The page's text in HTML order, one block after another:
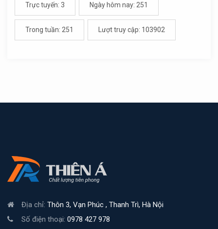
Trực tuyến: 3 Ngày hôm nay: 251
Trong tuần: 251 Lượt truy cập: 103902
Địa chỉ: Thôn 3, Vạn Phúc , Thanh Trì, Hà Nội
Số điện thoại: 0978 427 978